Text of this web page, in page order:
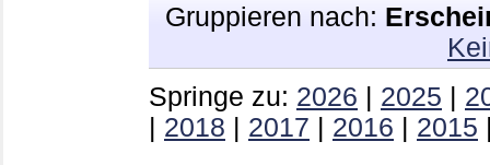
Gruppieren nach:
Springe zu: 2026 | 2025 |
| 2018 | 2017 | 2016 | 2015